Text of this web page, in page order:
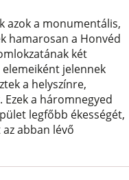
azok a monumentális,
hamarosan a Honvéd
két
jelennek
a helyszínre,
a háromnegyed
legfőbb ékességét,
abban lévő